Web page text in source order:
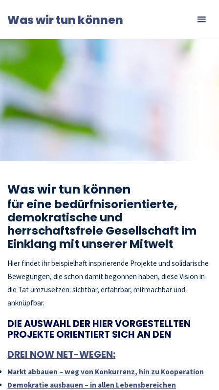
Inhalt
Was wir tun können
Was wir tun können
für eine bedürfnisorientierte,
demokratische und
herrschaftsfreie Gesellschaft im
Einklang mit unserer Mitwelt
Hier findet ihr beispielhaft inspirierende Projekte und solidarische
Bewegungen, die schon damit begonnen haben, diese Vision in
die Tat umzusetzen: sichtbar, erfahrbar, mitmachbar und
anknüpfbar.
DIE AUSWAHL DER HIER VORGESTELLTEN
PROJEKTE ORIENTIERT SICH AN DEN
DREI NOW NET-WEGEN:
Markt abbauen – weg von Konkurrenz, hin zu Kooperation
Demokratie ausbauen – in allen Lebensbereichen